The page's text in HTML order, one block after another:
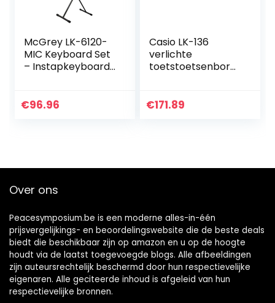
McGrey LK-6120-
MIC Keyboard Set
– Instapkeyboard
Sounds En 255
Keyboardstand En
Roze
€96.96
Casio LK-136
verlichte
toetstoetsenbord
en automatische
€171.89
Over ons
Peacesymposium.be is een moderne alles-in-één
prijsvergelijkings- en beoordelingswebsite die de beste deals
biedt die beschikbaar zijn op amazon en u op de hoogte
houdt via de laatst toegevoegde blogs. Alle afbeeldingen
zijn auteursrechtelijk beschermd door hun respectievelijke
eigenaren. Alle geciteerde inhoud is afgeleid van hun
respectievelijke bronnen.